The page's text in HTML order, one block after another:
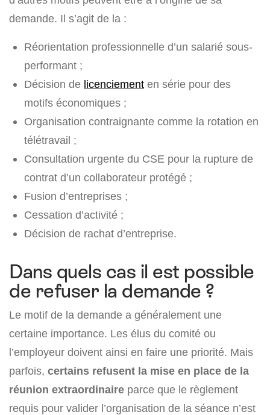
demande. Il s’agit de la :
Réorientation professionnelle d’un salarié sous-
performant ;
Décision de licenciement en série pour des
motifs économiques ;
Organisation contraignante comme la rotation en
télétravail ;
Consultation urgente du CSE pour la rupture de
contrat d’un collaborateur protégé ;
Fusion d’entreprises ;
Cessation d’activité ;
Décision de rachat d’entreprise.
Dans quels cas il est possible
de refuser la demande ?
Le motif de la demande a généralement une
certaine importance. Les élus du comité ou
l’employeur doivent ainsi en faire une priorité. Mais
parfois, certains refusent la mise en place de la
réunion extraordinaire parce que le règlement
requis pour valider l’organisation de la séance n’est